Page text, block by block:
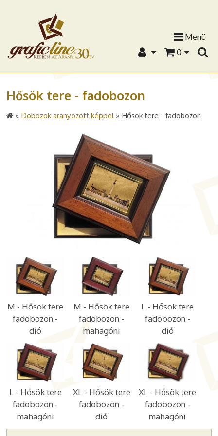
Menü
0
Hősök tere - fadobozon
» Dobozok aranyozott képpel» Hősök tere - fadobozon
M - Hősök tere
fadobozon -
dió
M - Hősök tere
fadobozon -
mahagóni
L - Hősök tere
fadobozon -
dió
L - Hősök tere
fadobozon -
mahagóni
XL - Hősök tere
fadobozon -
dió
XL - Hősök tere
fadobozon -
mahagóni